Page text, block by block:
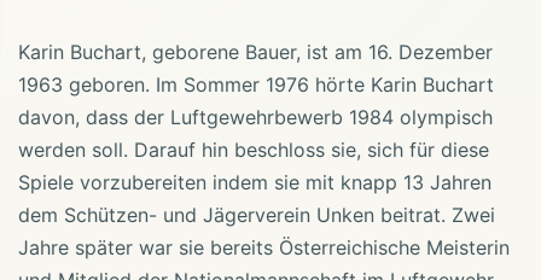
Karin Buchart, geborene Bauer, ist am 16. Dezember
1963 geboren. Im Sommer 1976 hörte Karin Buchart
davon, dass der Luftgewehrbewerb 1984 olympisch
werden soll. Darauf hin beschloss sie, sich für diese
Spiele vorzubereiten indem sie mit knapp 13 Jahren
dem Schützen- und Jägerverein Unken beitrat. Zwei
Jahre später war sie bereits Österreichische Meisterin